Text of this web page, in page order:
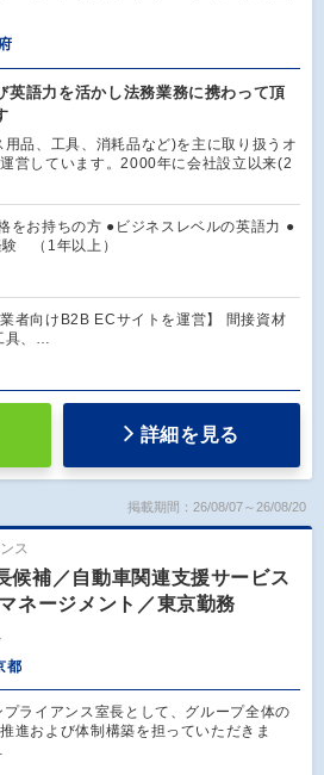
英語力を活かし法務業務に携わって頂
品、工具、消耗品など)を主に取り扱うオ
営しています。2000年に会社設立以来(2
をお持ちの方 ●ビジネスレベルの英語力 ●
（1年以上）
業者向けB2B ECサイトを運営】 間接資材
具、…
詳細を見る
掲載期間：26/08/07～26/08/20
ス
候補／自動車関連支援サービス
ネージメント／東京勤務
都
プライアンス室長として、グループ全体の
進および体制構築を担っていただきま